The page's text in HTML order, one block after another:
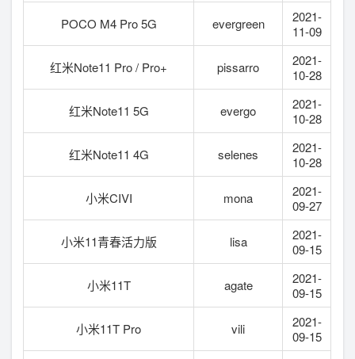
POCO M4 Pro 5G evergreen
2021-
11-09
红米Note11 Pro / Pro+ pissarro
2021-
10-28
红米Note11 5G evergo
2021-
10-28
红米Note11 4G selenes
2021-
10-28
小米CIVI mona
2021-
09-27
小米11青春活力版 lisa
2021-
09-15
小米11T agate
2021-
09-15
小米11T Pro vili
2021-
09-15